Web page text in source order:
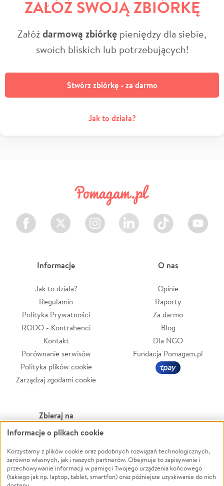
ZAŁÓŻ SWOJĄ ZBIÓRKĘ
Załóżdarmową zbiórkę pieniędzy dla siebie,
swoich bliskich lub potrzebujących!
Stwórz zbiórkę - za darmo
Jak to działa?
Facebook Twitter Instagram LinkedIn TikTok Youtube
Informacje
Jak to działa?
Regulamin
Polityka Prywatności
RODO - Kontrahenci
Kontakt
Porównanie serwisów
Polityka plików cookie
Zarządzaj zgodami cookie
O nas
Opinie
Raporty
Za darmo
Blog
Dla NGO
Fundacja Pomagam.pl
Zbieraj na
Leczenie
Zwierzęta
Pożar
Ukraina
Powódź
Wichura
NGO
Informacje o plikach cookie
Korzystamy z plików cookie oraz podobnych rozwiązań technologicznych,
zarówno własnych, jak i naszych partnerów. Obejmuje to zapisywanie i
przechowywanie informacji w pamięci Twojego urządzenia końcowego
(takiego jak np. laptop, tablet, smartfon) oraz późniejsze uzyskiwanie do nich